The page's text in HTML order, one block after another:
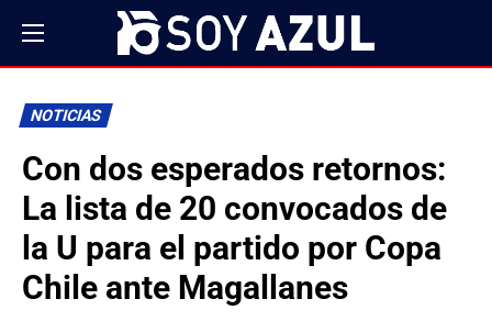
NOTICIAS
Con dos esperados retornos:
La lista de 20 convocados de
la U para el partido por Copa
Chile ante Magallanes